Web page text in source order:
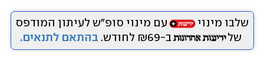
שלבו מינוי
עם מינוי סופ״ש לעיתון המודפס
של
ב-₪69 לחודש. בהתאם לתנאים.